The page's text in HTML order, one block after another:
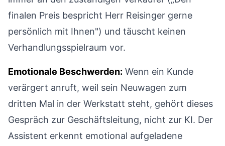
finalen Preis bespricht Herr Reisinger gerne
persönlich mit Ihnen") und täuscht keinen
Verhandlungsspielraum vor.
Emotionale Beschwerden: Wenn ein Kunde
verärgert anruft, weil sein Neuwagen zum
dritten Mal in der Werkstatt steht, gehört dieses
Gespräch zur Geschäftsleitung, nicht zur KI. Der
Assistent erkennt emotional aufgeladene